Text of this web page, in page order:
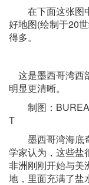
在下面这张图中
好地图(绘制于20
得多。
这是墨西哥湾西
明显更清晰。
制图：
T
墨西哥湾海底
学家认为，这些盐
非洲刚刚开始与美
地，里面充满了盐